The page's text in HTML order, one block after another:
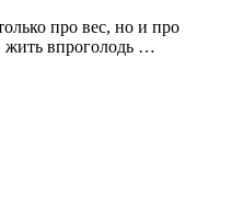
про вес, но и про
жить впроголодь …